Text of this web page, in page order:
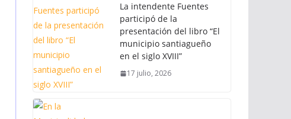
La intendente Fuentes
participó de la
presentación del libro “El
municipio santiagueño
en el siglo XVIII”
17 julio, 2026